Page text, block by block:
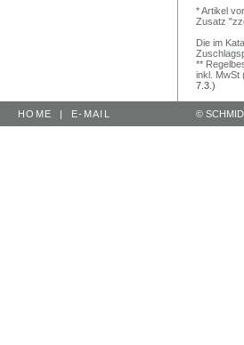
* Artikel
Zusatz
Die im
**
inkl. MwSt
7.3.)
HOME | E-MAIL ©